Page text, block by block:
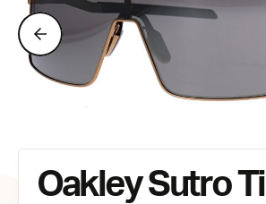
Oakley Sutro Ti